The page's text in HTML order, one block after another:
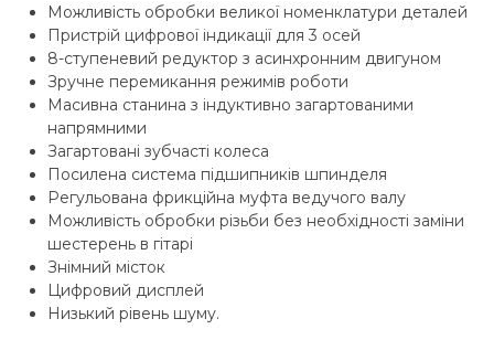
Можливість обробки великої номенклатури деталей
Пристрій цифрової індикації для 3 осей
8-ступеневий редуктор з асинхронним двигуном
Зручне перемикання режимів роботи
Масивна станина з індуктивно загартованими
напрямними
Загартовані зубчасті колеса
Посилена система підшипників шпинделя
Регульована фрикційна муфта ведучого валу
Можливість обробки різьби без необхідності заміни
шестерень в гітарі
Знімний місток
Цифровий дисплей
Низький рівень шуму.